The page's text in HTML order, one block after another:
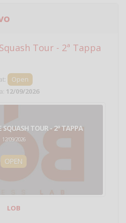
Tour - 2ª Tappa
Open
12/09/2026
SQUASH TOUR - 2ª TAPPA
12/09/2026
OPEN
LOB